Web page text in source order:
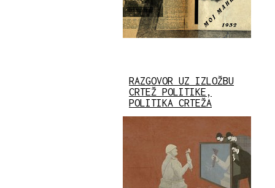
RAZGOVOR UZ IZLOŽBU
CRTEŽ POLITIKE,
POLITIKA CRTEŽA